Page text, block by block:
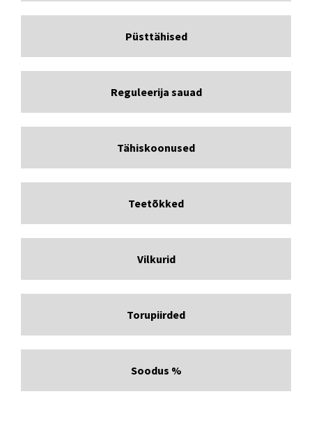
Püsttähised
Reguleerija sauad
Tähiskoonused
Teetõkked
Vilkurid
Torupiirded
Soodus %